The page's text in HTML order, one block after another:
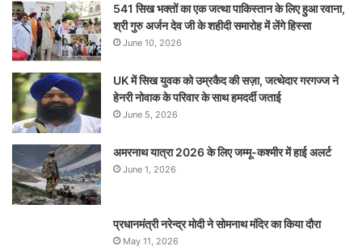
541 सिख भक्तों का एक जत्था पाकिस्तान के लिए हुआ रवाना,
श्री गुरु अर्जन देव जी के शहीदी समारोह में लेंगे हिस्सा
June 10, 2026
UK में सिख युवक को उम्रकैद की सज़ा, जत्थेदार गरगज्ज ने
हेनरी नोवाक के परिवार के साथ हमदर्दी जताई
June 5, 2026
अमरनाथ यात्रा 2026 के लिए जम्मू-कश्मीर में हाई अलर्ट
June 1, 2026
प्रधानमंत्री नरेन्‍द्र मोदी ने सोमनाथ मंदिर का किया दौरा
May 11, 2026